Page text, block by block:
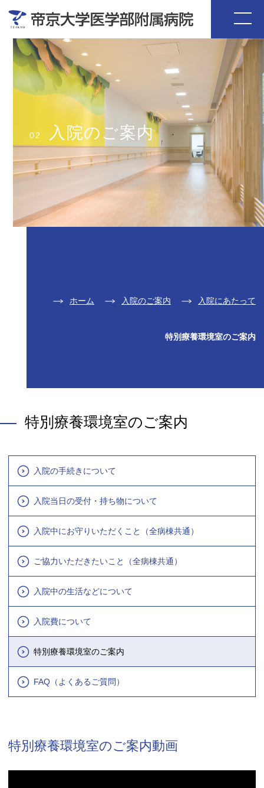
02 入院のご案内
ホーム 入院のご案内 入院にあたって
特別療養環境室のご案内
特別療養環境室のご案内
入院の手続きについて
入院当日の受付・持ち物について
入院中にお守りいただくこと（全病棟共通）
ご協力いただきたいこと（全病棟共通）
入院中の生活などについて
入院費について
特別療養環境室のご案内
FAQ（よくあるご質問）
特別療養環境室のご案内動画